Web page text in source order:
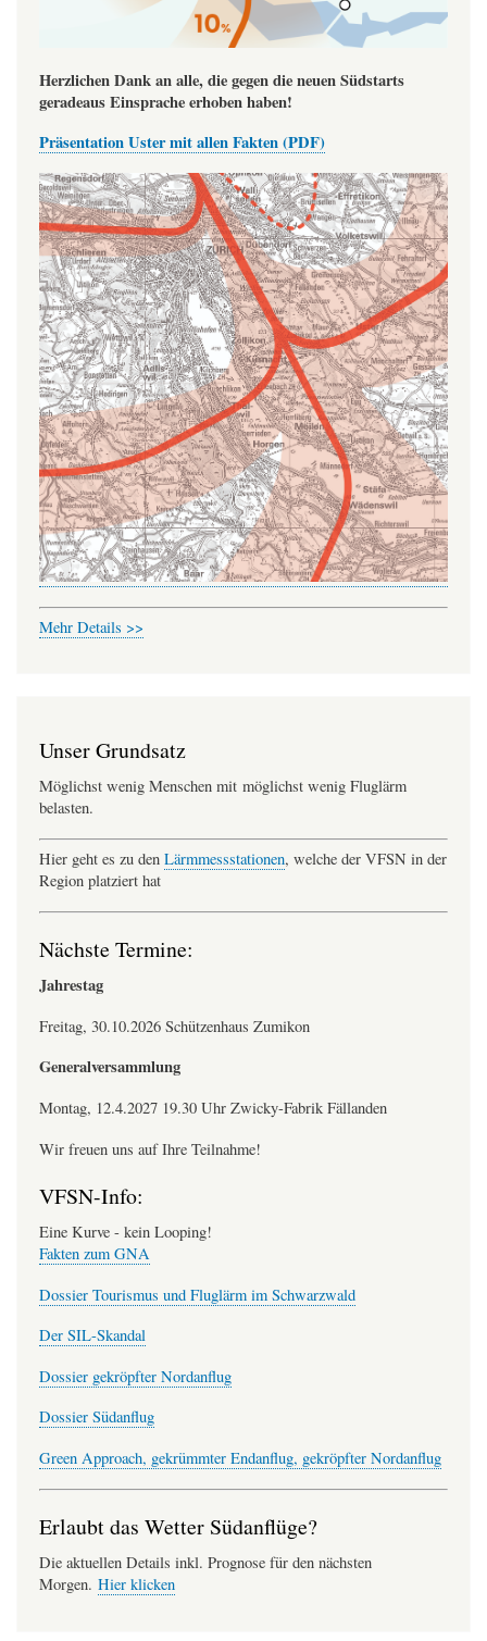
Herzlichen Dank an alle, die gegen die neuen Südstarts
geradeaus Einsprache erhoben haben!
Präsentation Uster mit allen Fakten (PDF)
Mehr Details >>
Unser Grundsatz
Möglichst wenig Menschen mit möglichst wenig Fluglärm
belasten.
Hier geht es zu den Lärmmessstationen, welche der VFSN in der
Region platziert hat
Nächste Termine:
Jahrestag
Freitag, 30.10.2026 Schützenhaus Zumikon
Generalversammlung
Montag, 12.4.2027 19.30 Uhr Zwicky-Fabrik Fällanden
Wir freuen uns auf Ihre Teilnahme!
VFSN-Info:
Eine Kurve - kein Looping!
Fakten zum GNA
Dossier Tourismus und Fluglärm im Schwarzwald
Der SIL-Skandal
Dossier gekröpfter Nordanflug
Dossier Südanflug
Green Approach, gekrümmter Endanflug, gekröpfter Nordanflug
Erlaubt das Wetter Südanflüge?
Die aktuellen Details inkl. Prognose für den nächsten
Morgen. Hier klicken